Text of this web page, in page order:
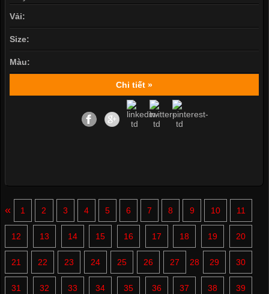
Vải:
Size:
Màu:
Chi tiết »
« 1 2 3 4 5 6 7 8 9 10 11
12 13 14 15 16 17 18 19 20
21 22 23 24 25 26 27 28 29 30
31 32 33 34 35 36 37 38 39